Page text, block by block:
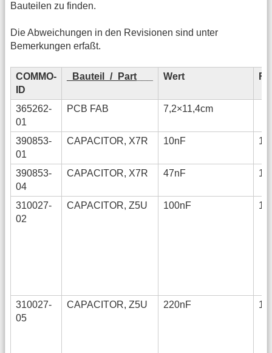
Bauteilen zu finden.
Die Abweichungen in den Revisionen sind unter
Bemerkungen erfaßt.
COMMO-
ID
_Bauteil_/_Part Wert
365262-
01
PCB FAB 7,2×11,4cm
390853-
01
CAPACITOR, X7R 10nF
390853-
04
CAPACITOR, X7R 47nF
310027-
02
CAPACITOR, Z5U 100nF
310027-
05
CAPACITOR, Z5U 220nF